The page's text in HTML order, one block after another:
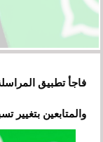
فاجأ تطبيق
والمتابعين بتغيير